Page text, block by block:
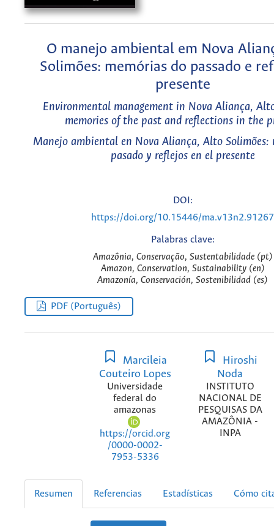
O manejo ambiental em Nova
Solimões: memórias do passado e
presente
Environmental management in Nova Aliança,
memories of the past and reflections in the
Manejo ambiental en Nova Aliança, Alto Solimões:
pasado y reflejos en el presente
DOI:
https://doi.org/10.15446/ma.v13n2.91267
Palabras clave:
Amazônia, Conservação, Sustentabilidade (pt)
Amazon, Conservation, Sustainability (en)
Amazonía, Conservación, Sostenibilidad (es)
PDF (Português)
Marcileia
Couteiro Lopes
Universidade
federal do
amazonas
https://orcid.org
/0000-0002-
7953-5336
Hiroshi
Noda
INSTITUTO
NACIONAL DE
PESQUISAS DA
AMAZÔNIA -
INPA
Resumen Referencias Estadísticas Cómo